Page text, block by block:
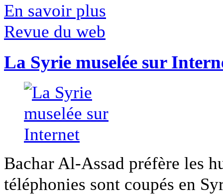
En savoir plus
Revue du web
La Syrie muselée sur
Bachar Al-Assad préfère les
téléphonies sont coupés en